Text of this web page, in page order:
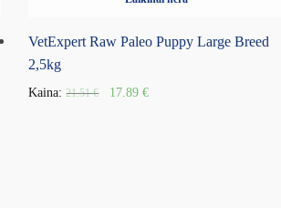
VetExpert Raw Paleo Puppy Large Breed
2,5kg
Kaina:21.51€ 17.89€